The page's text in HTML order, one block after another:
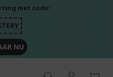
met code:
NU